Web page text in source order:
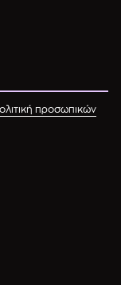
προσωπικών